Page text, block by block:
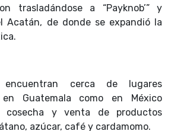
trasladándose a “Payknob’” y
Acatán, de donde se expandió la
cerca de lugares
Guatemala como en México
cosecha y venta de productos
azúcar, café y cardamomo.